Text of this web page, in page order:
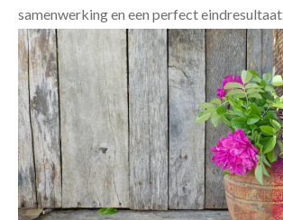
samenwerking en een perfect eindresultaat.